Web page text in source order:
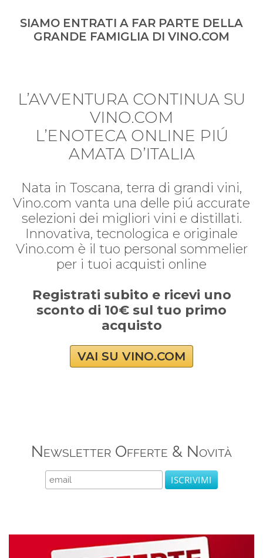
SIAMO ENTRATI A FAR PARTE DELLA
GRANDE FAMIGLIA DI VINO.COM
L’AVVENTURA CONTINUA SU
VINO.COM
L’ENOTECA ONLINE PIÚ
AMATA D’ITALIA
Nata in Toscana, terra di grandi vini,
Vino.com vanta una delle piú accurate
selezioni dei migliori vini e distillati.
Innovativa, tecnologica e originale
Vino.com è il tuo personal sommelier
per i tuoi acquisti online
Registrati subito e ricevi uno
sconto di 10€ sul tuo primo
acquisto
VAI SU VINO.COM
Newsletter Offerte & Novità